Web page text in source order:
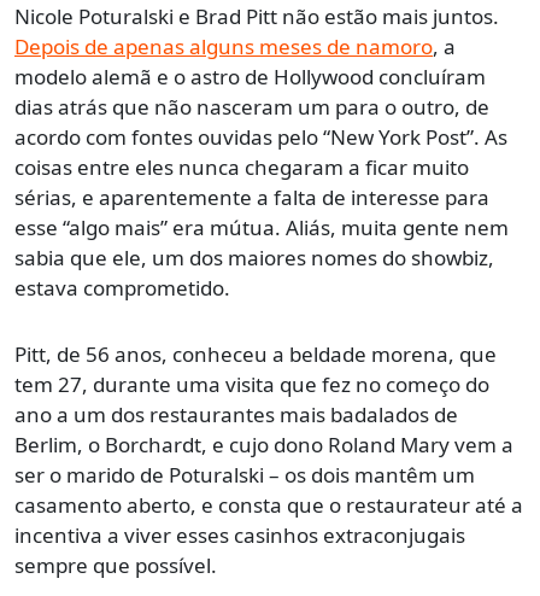
Nicole Poturalski e Brad Pitt não estão mais juntos.
Depois de apenas alguns meses de namoro, a
modelo alemã e o astro de Hollywood concluíram
dias atrás que não nasceram um para o outro, de
acordo com fontes ouvidas pelo “New York Post”. As
coisas entre eles nunca chegaram a ficar muito
sérias, e aparentemente a falta de interesse para
esse “algo mais” era mútua. Aliás, muita gente nem
sabia que ele, um dos maiores nomes do showbiz,
estava comprometido.
Pitt, de 56 anos, conheceu a beldade morena, que
tem 27, durante uma visita que fez no começo do
ano a um dos restaurantes mais badalados de
Berlim, o Borchardt, e cujo dono Roland Mary vem a
ser o marido de Poturalski – os dois mantêm um
casamento aberto, e consta que o restaurateur até a
incentiva a viver esses casinhos extraconjugais
sempre que possível.